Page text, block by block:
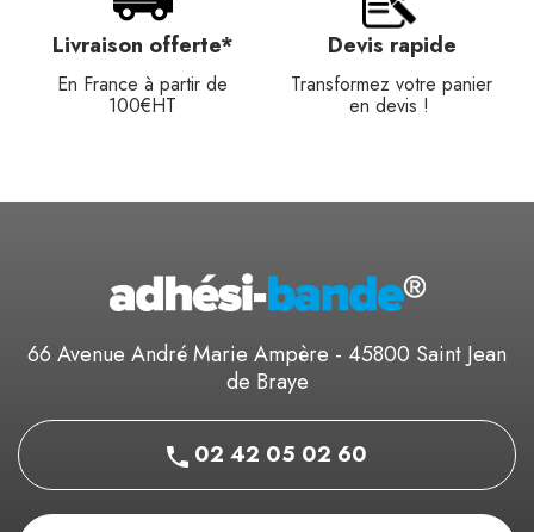
Livraison offerte*
En France à partir de
100€HT
Devis rapide
Transformez votre panier
en devis !
66 Avenue André Marie Ampère - 45800 Saint Jean
de Braye
02 42 05 02 60